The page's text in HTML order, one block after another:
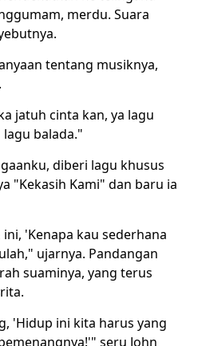
merdu. Suara
tentang musiknya,
jatuh cinta kan, ya lagu
balada."
diberi lagu khusus
"Kekasih Kami" dan baru ia
'Kenapa kau sederhana
ujarnya. Pandangan
suaminya, yang terus
'Hidup ini kita harus yang
seru John